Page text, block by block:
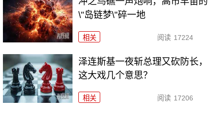
\"岛链梦\"碎一地
相关 阅读 17224
泽连斯基一夜斩总理又砍防长，
这大戏几个意思？
相关 阅读 17206